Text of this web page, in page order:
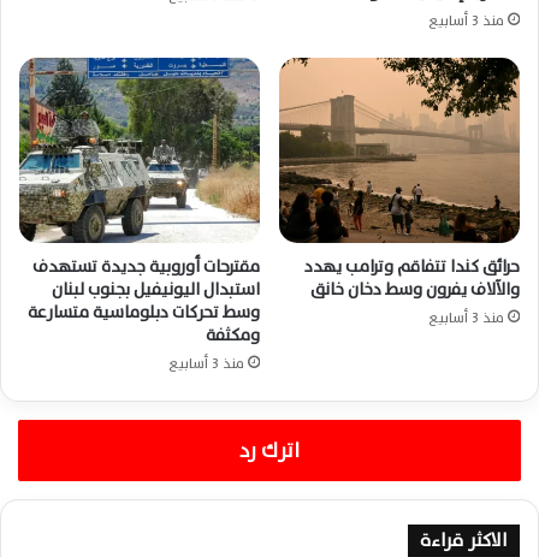
منذ 3 أسابيع
حرائق كندا تتفاقم وترامب يهدد
والآلاف يفرون وسط دخان خانق
منذ 3 أسابيع
مقترحات أوروبية جديدة تستهدف
استبدال اليونيفيل بجنوب لبنان
وسط تحركات دبلوماسية متسارعة
ومكثفة
منذ 3 أسابيع
اترك رد
الاكثر قراءة